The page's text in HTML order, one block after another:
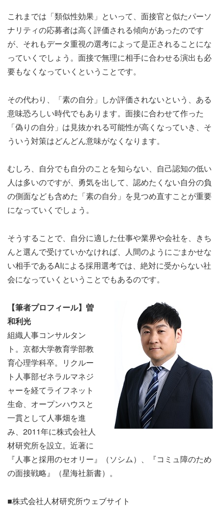
これまでは「類似性効果」といって、面接官と似たパーソ
ナリティの応募者は高く評価される傾向があったのです
が、それもデータ重視の選考によって是正されることにな
っていくでしょう。面接で無理に相手に合わせる演出も必
要もなくなっていくということです。
その代わり、「素の自分」しか評価されないという、ある
意味恐ろしい時代でもあります。面接に合わせて作った
「偽りの自分」は見抜かれる可能性が高くなっていき、そ
ういう対策はどんどん意味がなくなります。
むしろ、自分でも自分のことを知らない、自己認知の低い
人は多いのですが、勇気を出して、認めたくない自分の負
の側面なども含めた「素の自分」を見つめ直すことが重要
になっていくでしょう。
そうすることで、自分に適した仕事や業界や会社を、きち
んと選んで受けていかなければ、人間のようにごまかせな
い相手であるAIによる採用選考では、絶対に受からない社
会になっていくということでもあるのです。
【筆者プロフィール】曽
和利光
組織人事コンサルタン
ト。京都大学教育学部教
育心理学科卒。リクルー
ト人事部ゼネラルマネジ
ャーを経てライフネット
生命、オープンハウスと
一貫として人事畑を進
み、2011年に株式会社人
材研究所を設立。近著に
『人事と採用のセオリー』（ソシム）、『コミュ障のため
の面接戦略』（星海社新書）。
■株式会社人材研究所ウェブサイト